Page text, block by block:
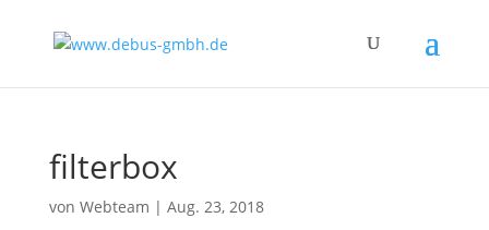
filterbox
von Webteam | Aug. 23, 2018